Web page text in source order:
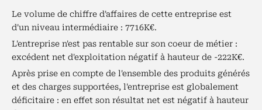
Le volume de chiffre d'affaires de cette entreprise est
d'un niveau intermédiaire : 7716K€.
L'entreprise n'est pas rentable sur son coeur de métier :
excédent net d'exploitation négatif à hauteur de -222K€.
Après prise en compte de l'ensemble des produits générés
et des charges supportées, l'entreprise est globalement
déficitaire : en effet son résultat net est négatif à hauteur